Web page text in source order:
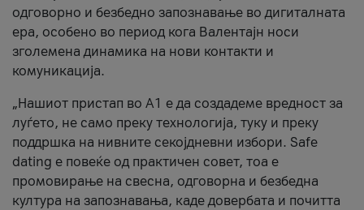
одговорно и безбедно запознавање во дигиталната
ера, особено во период кога Валентајн носи
зголемена динамика на нови контакти и
комуникација.
„Нашиот пристап во А1 е да создадеме вредност за
луѓето, не само преку технологија, туку и преку
поддршка на нивните секојдневни избори. Safe
dating е повеќе од практичен совет, тоа е
промовирање на свесна, одговорна и безбедна
култура на запознавања, каде довербата и почитта